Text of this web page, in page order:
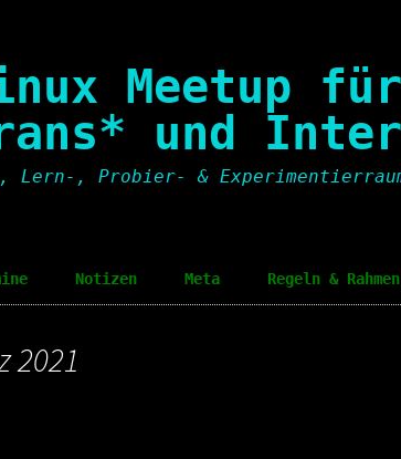
Meetup
und
Lern-, Probier- &
Notizen Meta Regeln & Rahmen
2021